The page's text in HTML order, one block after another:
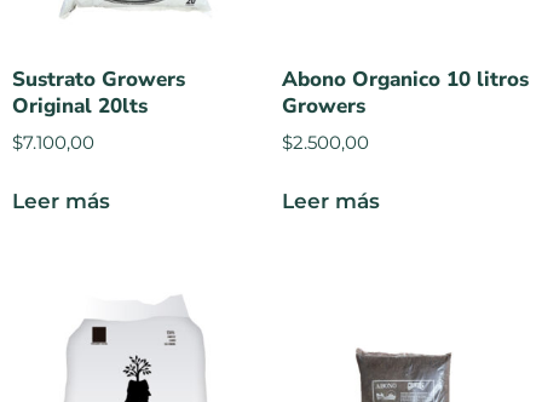
Sustrato Growers
Original 20lts
$7.100,00
Leer más
Abono Organico 10 litros
Growers
$2.500,00
Leer más